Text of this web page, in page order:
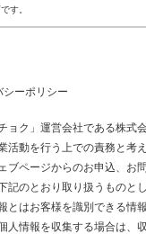
す。
シーポリシー
ョク」運営会社である株式
活動を行う上での責務と考え
ブページからのお申込、お
記のとおり取り扱うものとし
とはお客様を識別できる情
人情報を収集する場合は、